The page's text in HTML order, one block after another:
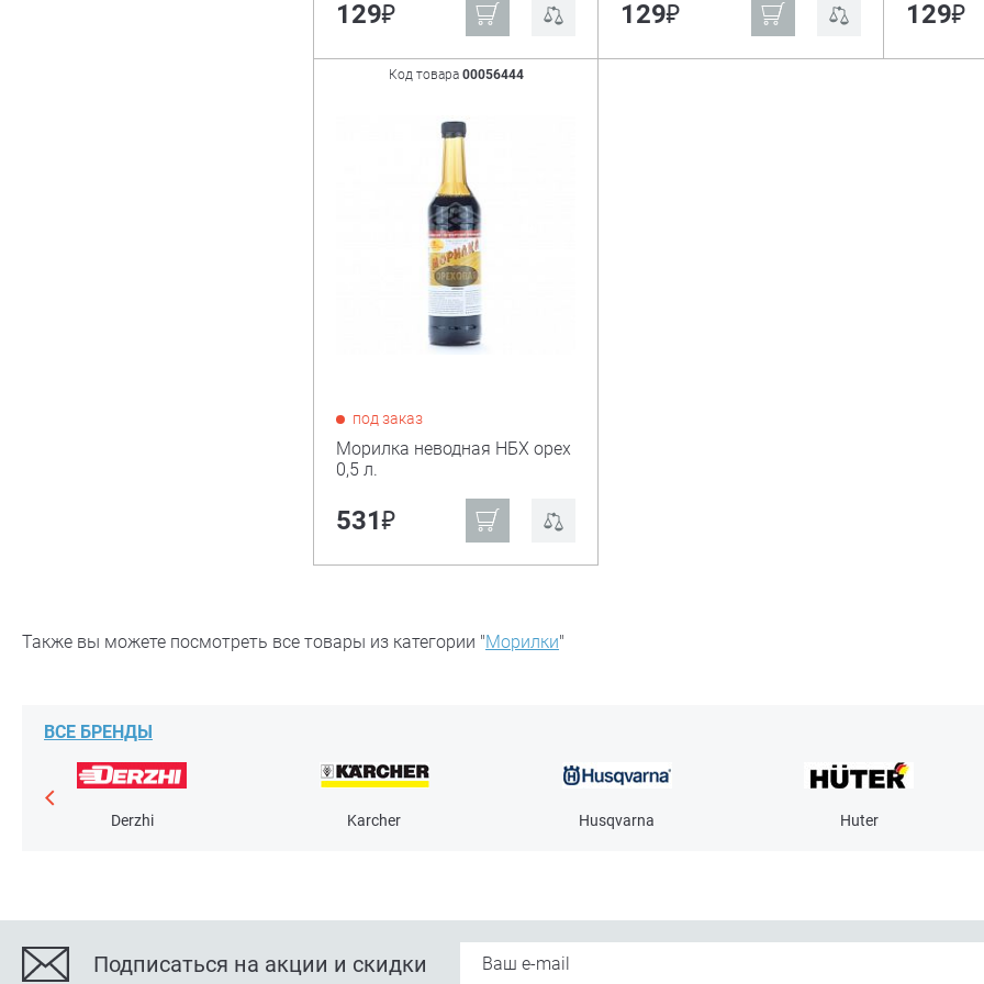
129₽ 129₽ 129₽
Код товара 00056444
под заказ
Морилка неводная НБХ орех
0,5 л.
531₽
Также вы можете посмотреть все товары из категории "Морилки"
ВСЕ БРЕНДЫ
Derzhi Karcher Husqvarna Huter
Подписаться на акции и скидки